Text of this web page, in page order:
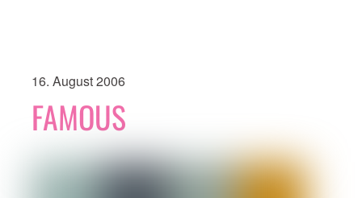
16. August 2006
FAMOUS